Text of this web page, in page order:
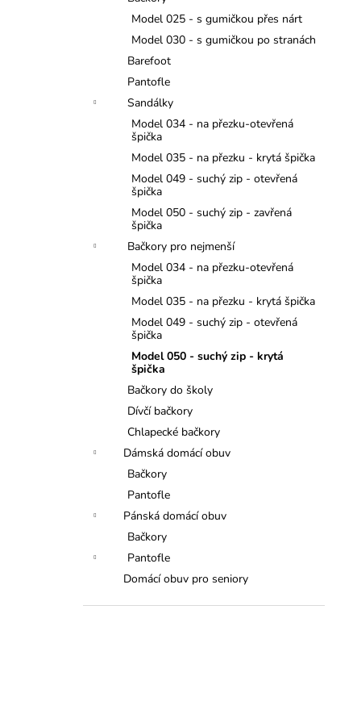
Model 025 - s gumičkou přes nárt
Model 030 - s gumičkou po stranách
Barefoot
Pantofle
Sandálky
Model 034 - na přezku-otevřená
špička
Model 035 - na přezku - krytá špička
Model 049 - suchý zip - otevřená
špička
Model 050 - suchý zip - zavřená
špička
Bačkory pro nejmenší
Model 034 - na přezku-otevřená
špička
Model 035 - na přezku - krytá špička
Model 049 - suchý zip - otevřená
špička
Model 050 - suchý zip - krytá
špička
Bačkory do školy
Dívčí bačkory
Chlapecké bačkory
Dámská domácí obuv
Bačkory
Pantofle
Pánská domácí obuv
Bačkory
Pantofle
Domácí obuv pro seniory